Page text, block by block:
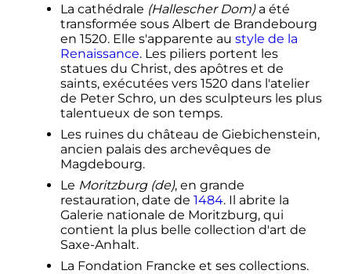
La cathédrale (Hallescher Dom)a été
transformée sous Albert de Brandebourg
en 1520. Elle s'apparente au style de la
Renaissance. Les piliers portent les
statues du Christ, des apôtres et de
saints, exécutées vers 1520 dans l'atelier
de Peter Schro, un des sculpteurs les plus
talentueux de son temps.
Les ruines du château de Giebichenstein,
ancien palais des archevêques de
Magdebourg.
Le Moritzburg (de), en grande
restauration, date de 1484. Il abrite la
Galerie nationale de Moritzburg, qui
contient la plus belle collection d'art de
Saxe-Anhalt.
La Fondation Francke et ses collections.